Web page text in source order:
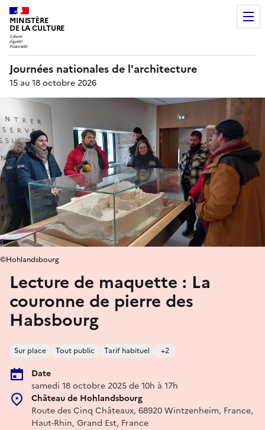
MINISTÈRE
DE LA CULTURE
Journées nationales de l'architecture
15 au 18 octobre 2026
Lecture de maquette : La
couronne de pierre des
Habsbourg
Sur place Tout public Tarif habituel +2
Date
samedi 18 octobre 2025 de 10h à 17h
Château de Hohlandsbourg
Route des Cinq Châteaux, 68920 Wintzenheim, France,
Haut-Rhin, Grand Est, France
©Hohlandsbourg